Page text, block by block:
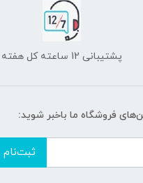
پشتیبانی 12 ساعته کل هفته
فروشگاه ما باخبر شوید:
ثبت‌نام